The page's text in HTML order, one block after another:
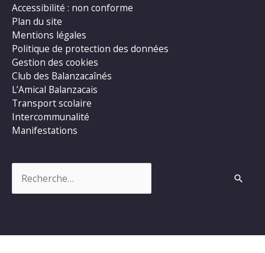
Accessibilité : non conforme
Plan du site
Mentions légales
Politique de protection des données
Gestion des cookies
Club des Balanzacaînés
L’Amical Balanzacais
Transport scolaire
Intercommunalité
Manifestations